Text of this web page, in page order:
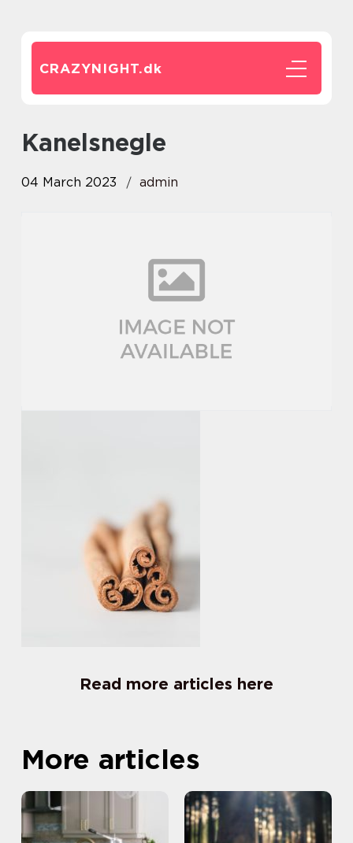
CRAZYNIGHT.dk
kanelsnegle
04 March 2023 admin
Read more articles here
More articles